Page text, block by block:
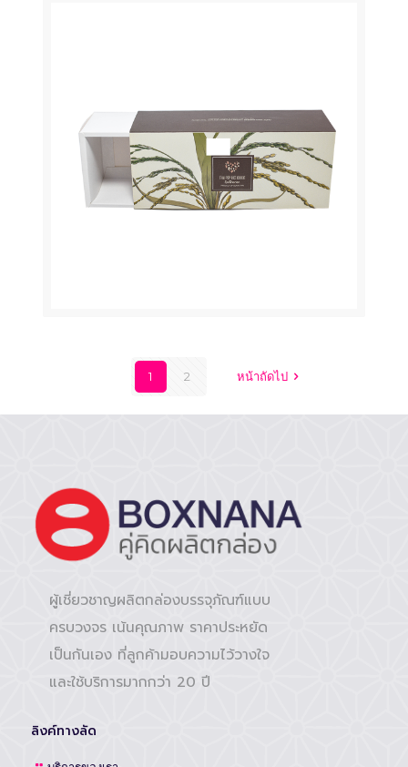
1 2 หน้าถัดไป
ผู้เชี่ยวชาญผลิตกล่องบรรจุภัณฑ์แบบ
ครบวงจร เน้นคุณภาพ ราคาประหยัด
เป็นกันเอง ที่ลูกค้ามอบความไว้วางใจ
และใช้บริการมากกว่า 20 ปี
ลิงค์ทางลัด